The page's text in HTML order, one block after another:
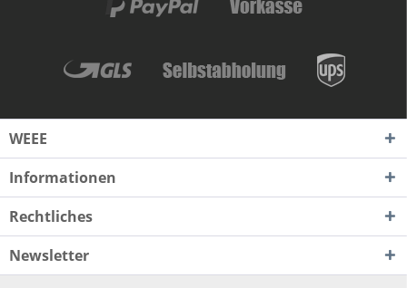
WEEE
Informationen
Rechtliches
Newsletter